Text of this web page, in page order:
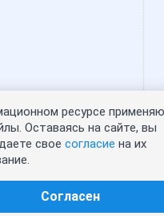
портрета:
портрет - 0
пользователи
ресурсе
Оставаясь на сайте, вы
свое согласие на их
Согласен